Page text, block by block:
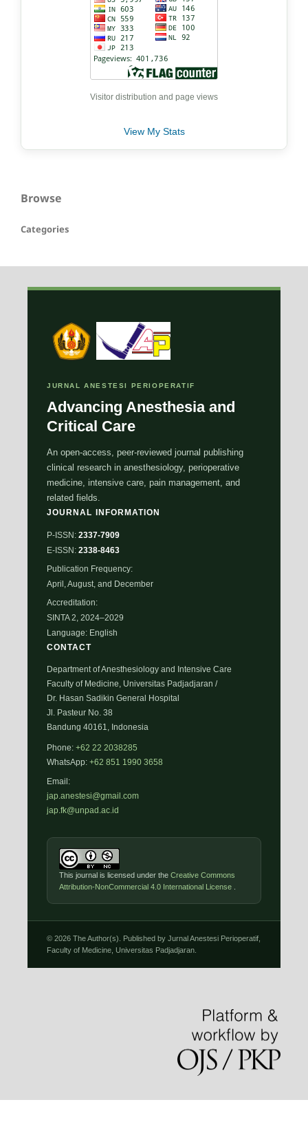
Visitor distribution and page views
View My Stats
Browse
Categories
JURNAL ANESTESI PERIOPERATIF
Advancing Anesthesia and
Critical Care
An open-access, peer-reviewed journal publishing
clinical research in anesthesiology, perioperative
medicine, intensive care, pain management, and
related fields.
JOURNAL INFORMATION
P-ISSN: 2337-7909
E-ISSN: 2338-8463
Publication Frequency:
April, August, and December
Accreditation:
SINTA 2, 2024–2029
Language: English
CONTACT
Department of Anesthesiology and Intensive Care
Faculty of Medicine, Universitas Padjadjaran /
Dr. Hasan Sadikin General Hospital
Jl. Pasteur No. 38
Bandung 40161, Indonesia
Phone: +62 22 2038285
WhatsApp: +62 851 1990 3658
Email:
jap.anestesi@gmail.com
jap.fk@unpad.ac.id
This journal is licensed under the Creative Commons
Attribution-NonCommercial 4.0 International License
© 2026 The Author(s). Published by Jurnal Anestesi Perioperatif,
Faculty of Medicine, Universitas Padjadjaran.